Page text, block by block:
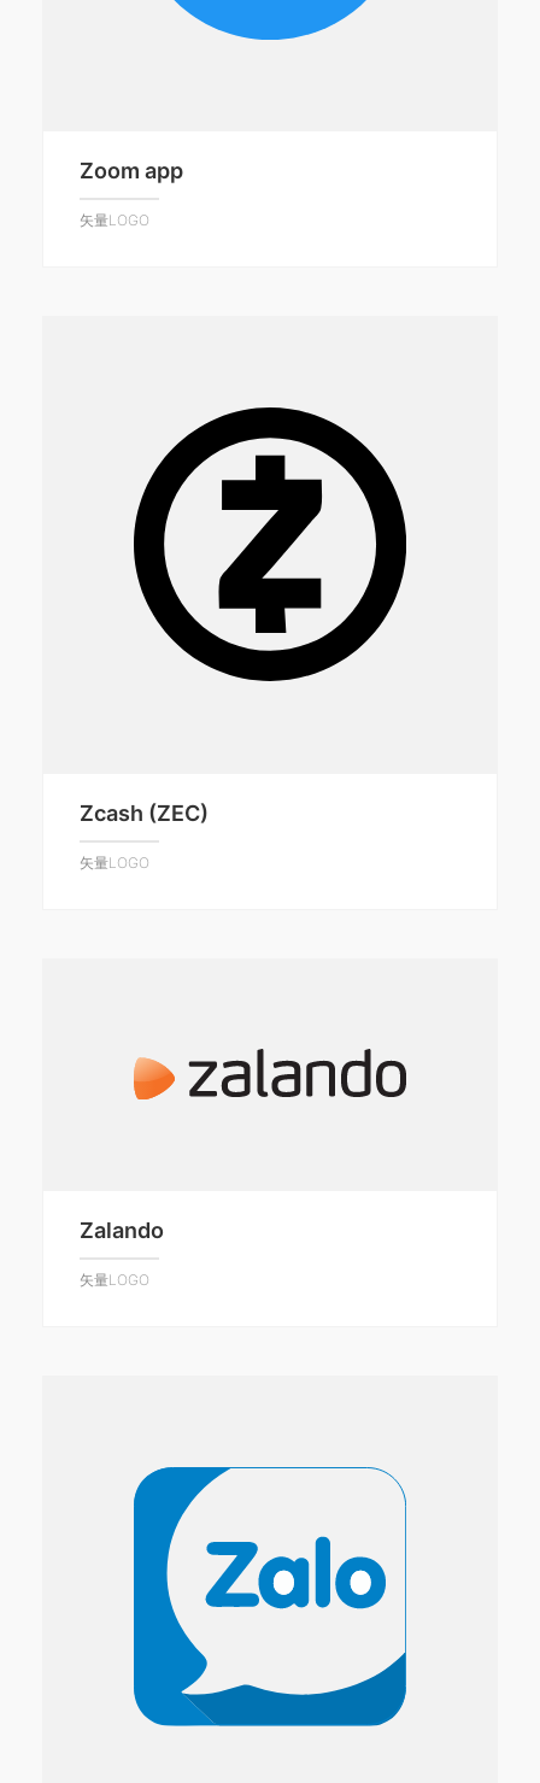
Zoom app
矢量LOGO
Zcash (ZEC)
矢量LOGO
Zalando
矢量LOGO